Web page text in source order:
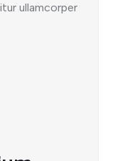
ullamcorper